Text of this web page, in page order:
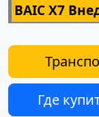
BAIC X7
Где